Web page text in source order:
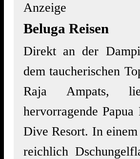
Anzeige
Beluga Reisen
Direkt an der
dem taucherischen
Raja Ampats,
hervorragende Papua
Dive Resort. In
reichlich